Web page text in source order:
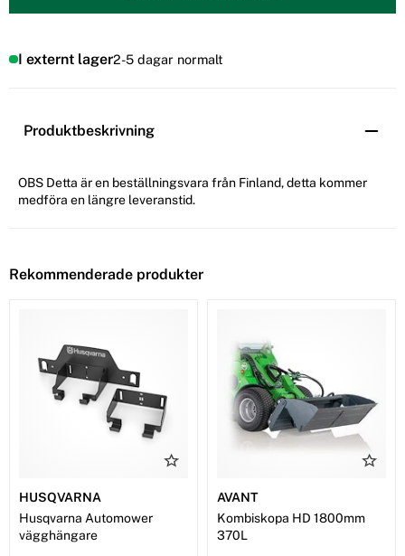
I externt lager2-5 dagar normalt
Produktbeskrivning
OBS Detta är en beställningsvara från Finland, detta kommer
medföra en längre leveranstid.
Rekommenderade produkter
HUSQVARNA
Husqvarna Automower
vägghängare
AVANT
Kombiskopa HD 1800mm
370L